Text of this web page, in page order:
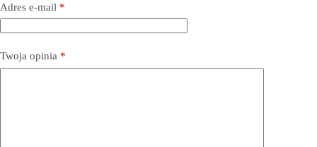
Adres e-mail *
Twoja opinia *